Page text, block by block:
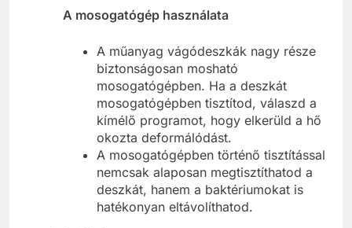
A mosogatógép használata
A műanyag vágódeszkák nagy része
biztonságosan mosható
mosogatógépben. Ha a deszkát
mosogatógépben tisztítod, válaszd a
kímélő programot, hogy elkerüld a hő
okozta deformálódást.
A mosogatógépben történő tisztítással
nemcsak alaposan megtisztíthatod a
deszkát, hanem a baktériumokat is
hatékonyan eltávolíthatod.